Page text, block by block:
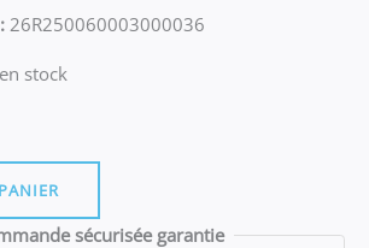
26R250060003000036
stock
sécurisée garantie